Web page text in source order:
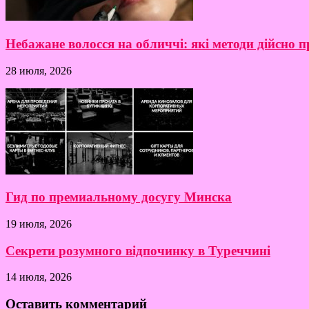
Небажане волосся на обличчі: які методи дійсно
28 июля, 2026
Гид по премиальному досугу Минска
19 июля, 2026
Секрети розумного відпочинку в Туреччині
14 июля, 2026
Оставить комментарий